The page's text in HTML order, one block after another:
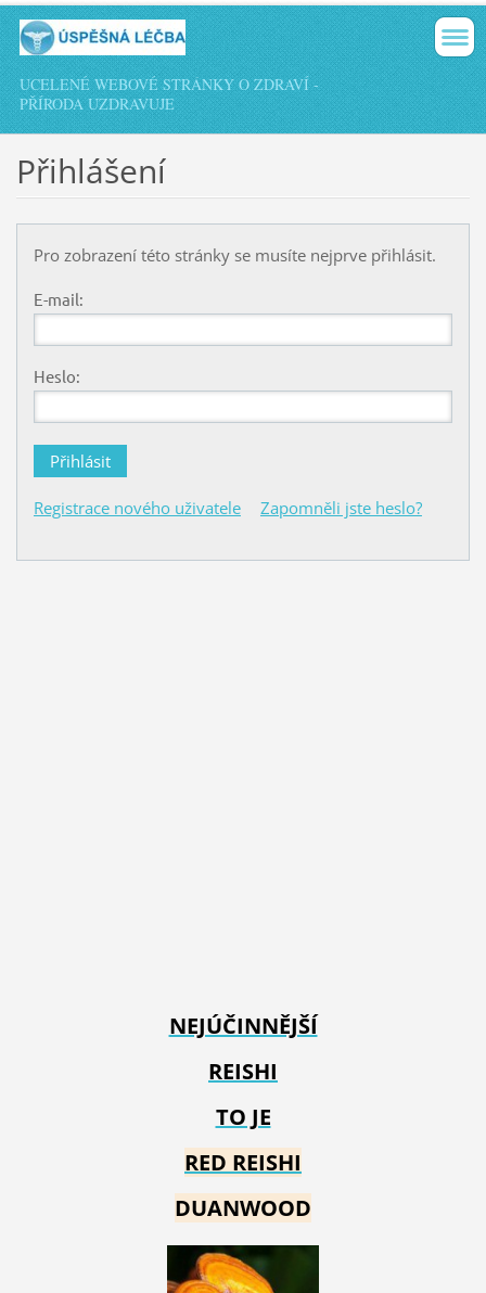
UCELENÉ WEBOVÉ STRÁNKY O ZDRAVÍ -
PŘÍRODA UZDRAVUJE
Přihlášení
Pro zobrazení této stránky se musíte nejprve přihlásit.
E-mail:
Heslo:
Registrace nového uživatele Zapomněli jste heslo?
NEJÚČINNĚJŠÍ
REISHI
TO JE
RED REISHI
DUANWOOD